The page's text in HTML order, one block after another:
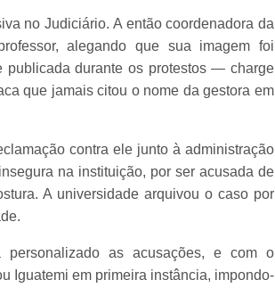
no Judiciário. A então coordenadora da
alegando que sua imagem foi
publicada durante os protestos — charge
que jamais citou o nome da gestora em
contra ele junto à administração
na instituição, por ser acusada de
A universidade arquivou o caso por
as acusações, e com o
Iguatemi em primeira instância, impondo-